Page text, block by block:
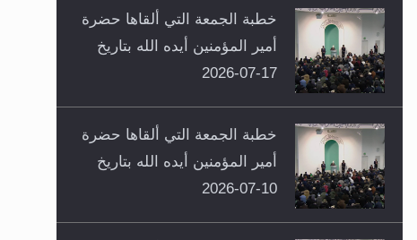
خطبة الجمعة التي ألقاها حضرة
أمير المؤمنين أيده الله بتاريخ
17-07-2026
خطبة الجمعة التي ألقاها حضرة
أمير المؤمنين أيده الله بتاريخ
10-07-2026